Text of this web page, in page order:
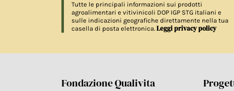
Tutte le principali informazioni sui prodotti
agroalimentari e vitivinicoli DOP IGP STG italiani e
sulle indicazioni geografiche direttamente nella tua
casella di posta elettronica. Leggi privacy policy
Fondazione Qualivita